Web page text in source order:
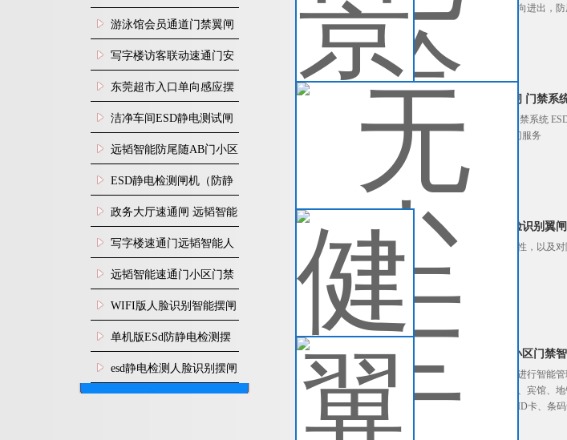
闸机
游泳馆会员通道门禁翼闸
写字楼访客联动速通门安
装
东莞超市入口单向感应摆
闸安装
洁净车间ESD静电测试闸
机
远韬智能防尾随AB门小区
门禁闸机安装
​ESD静电检测闸机（防静
电门禁通道系统）
政务大厅速通闸 远韬智能
防尾随静音速通门
写字楼速通门远韬智能人
脸识别快速通道闸
远韬智能速通门小区门禁
闸机食堂消费摆闸
WIFI版人脸识别智能摆闸
机
单机版ESd防静电检测摆
闸机
esd静电检测人脸识别摆闸
安装
卡、吞吐卡系统），双向进出，
查看详细介绍
无尘车间防静电翼闸 门禁系
无尘车间防静电翼闸 门禁系统
定制 终身维护 可以上门服务
查看详细介绍
健身房豪华检票人脸识别翼闸
翼闸因其优良的防水特性，以及
翼闸人行通道闸机小区门禁
翼闸主要针对人员通道进行智能
于高档小区、智能大厦、宾馆、
一体，方便兼容IC卡、ID卡、条